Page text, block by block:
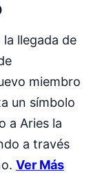
llegada de
miembro
un símbolo
a Aries la
a través
Ver Más